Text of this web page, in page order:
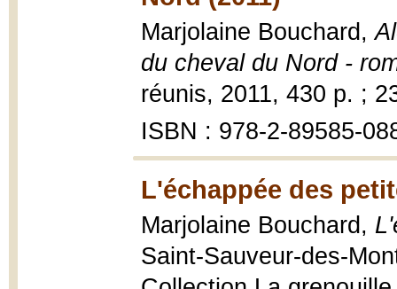
Marjolaine Bouchard,
du cheval du Nord -
réunis, 2011, 430 p. ;
ISBN : 978-2-89585-
L'échappée des
Marjolaine Bouchard,
Saint-Sauveur-des-